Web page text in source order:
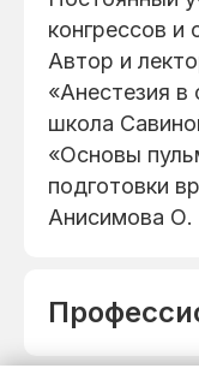
конгрессов
Автор и
«Анестезия в
школа
«Основы
подготовки
Анисимова О.